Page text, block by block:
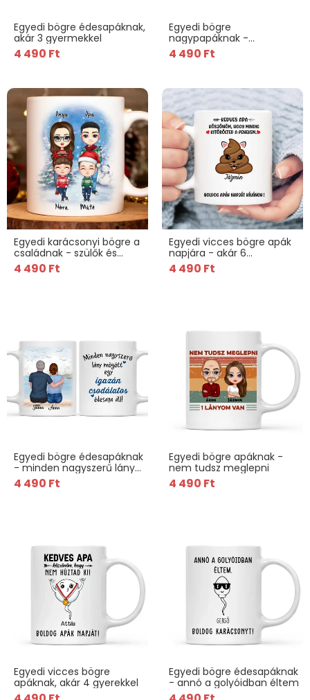
Egyedi bögre édesapáknak,
akár 3 gyermekkel
4 490 Ft
Egyedi bögre
nagypapáknak -
előléptetés
4 490 Ft
Egyedi karácsonyi bögre a
családnak - szülők és
gyermekek
4 490 Ft
Egyedi vicces bögre apák
napjára - akár 6
gyermekkel
4 490 Ft
Egyedi bögre édesapáknak
- minden nagyszerű lány
mögött
4 490 Ft
Egyedi bögre apáknak -
nem tudsz meglepni
4 490 Ft
Egyedi vicces bögre
apáknak, akár 4 gyerekkel
Egyedi bögre édesapáknak
- annó a golyóidban éltem